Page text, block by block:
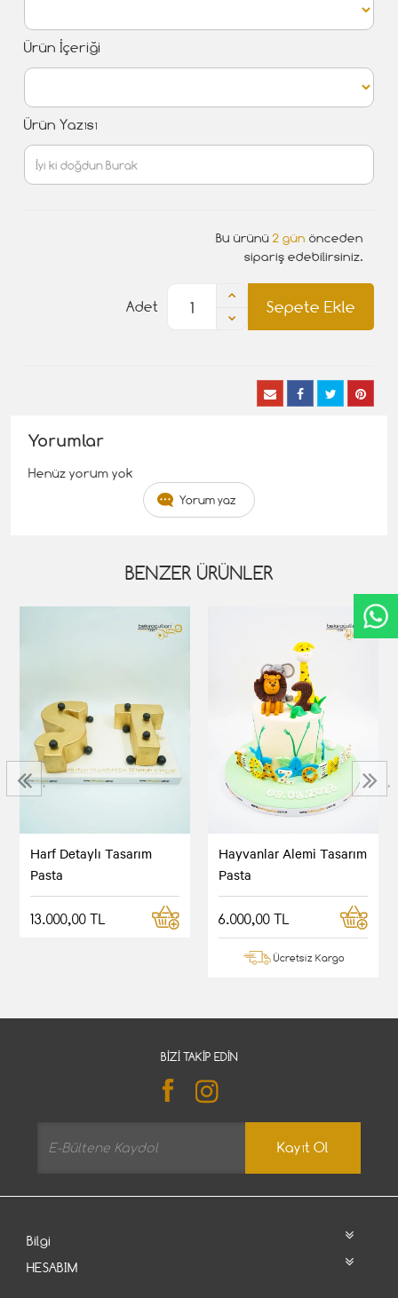
Ürün İçeriği
Ürün Yazısı
Bu ürünü 2 gün önceden
sipariş edebilirsiniz.
Sepete Ekle
Adet
Yorumlar
Henüz yorum yok
Yorum yaz
BENZER ÜRÜNLER
Harf Detaylı Tasarım
Pasta
13.000,00 TL
Hayvanlar Alemi Tasarım
Pasta
6.000,00 TL
Ücretsiz Kargo
‹ ›
BIZI TAKIP EDIN
Kayıt Ol
Bilgi
HESABIM